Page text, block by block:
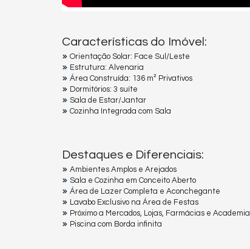
Características do Imóvel:
Orientação Solar: Face Sul/Leste
Estrutura: Alvenaria
Área Construída: 136 m² Privativos
Dormitórios: 3 suíte
Sala de Estar/Jantar
Cozinha Integrada com Sala
Destaques e Diferenciais:
Ambientes Amplos e Arejados
Sala e Cozinha em Conceito Aberto
Área de Lazer Completa e Aconchegante
Lavabo Exclusivo na Área de Festas
Próximo a Mercados, Lojas, Farmácias e Academia
Piscina com Borda infinita